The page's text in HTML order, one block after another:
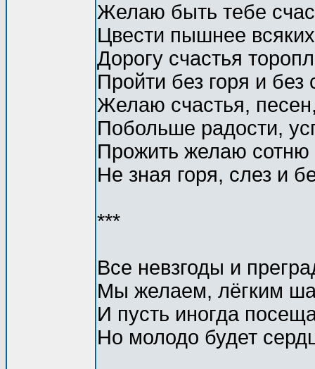
Желаю быть тебе
Цвести пышнее
Дорогу счастья
Пройти без горя и без
Желаю счастья,
Побольше радости,
Прожить желаю сотню
Не зная горя, слез и
***
Все невзгоды и
Мы желаем, лёгким
И пусть иногда
Hо молодо будет